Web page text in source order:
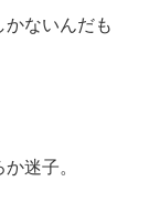
ないんだも
迷子。